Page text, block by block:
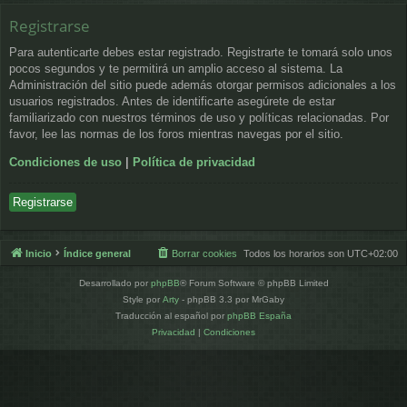
Registrarse
Para autenticarte debes estar registrado. Registrarte te tomará solo unos
pocos segundos y te permitirá un amplio acceso al sistema. La
Administración del sitio puede además otorgar permisos adicionales a los
usuarios registrados. Antes de identificarte asegúrete de estar
familiarizado con nuestros términos de uso y políticas relacionadas. Por
favor, lee las normas de los foros mientras navegas por el sitio.
Condiciones de uso | Política de privacidad
Registrarse
Inicio Índice general Todos los horarios son UTC+02:00
Borrar cookies
Desarrollado por phpBB® Forum Software © phpBB Limited
Style por Arty - phpBB 3.3 por MrGaby
Traducción al español por phpBB España
Privacidad | Condiciones